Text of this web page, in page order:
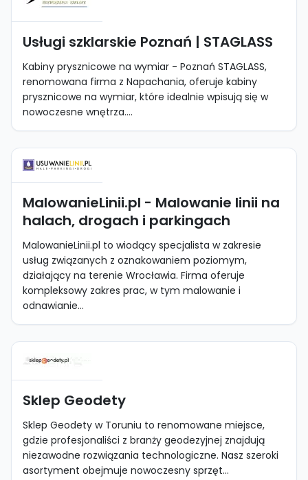
Usługi szklarskie Poznań | STAGLASS
Kabiny prysznicowe na wymiar - Poznań STAGLASS,
renomowana firma z Napachania, oferuje kabiny
prysznicowe na wymiar, które idealnie wpisują się w
nowoczesne wnętrza....
MalowanieLinii.pl - Malowanie linii na
halach, drogach i parkingach
MalowanieLinii.pl to wiodący specjalista w zakresie
usług związanych z oznakowaniem poziomym,
działający na terenie Wrocławia. Firma oferuje
kompleksowy zakres prac, w tym malowanie i
odnawianie...
Sklep Geodety
Sklep Geodety w Toruniu to renomowane miejsce,
gdzie profesjonaliści z branży geodezyjnej znajdują
niezawodne rozwiązania technologiczne. Nasz szeroki
asortyment obejmuje nowoczesny sprzęt...